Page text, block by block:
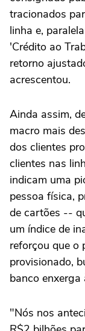
tracionados
linha e,
'Crédito ao
retorno
acrescentou.
Ainda assim,
macro mais
dos clientes
clientes nas
indicam uma
pessoa física,
de cartões --
um índice de
reforçou que o
provisionado,
banco enxerga
"Nós nos